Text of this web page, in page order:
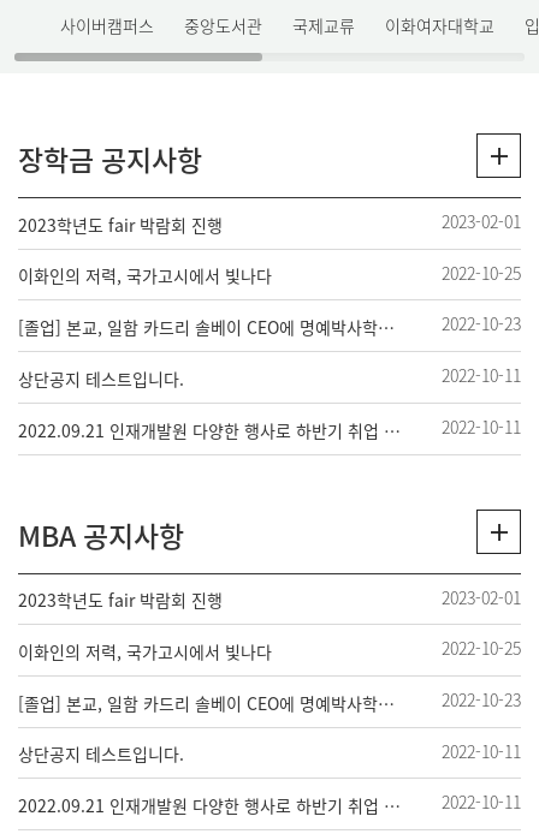
사이버캠퍼스 중앙도서관 국제교류 이화여자대학교
장학금 공지사항
2023학년도 fair 박람회 진행 2023-02-01
이화인의 저력, 국가고시에서 빛나다 2022-10-25
[졸업] 본교, 일함 카드리 솔베이 CEO에 명예박사학위 수여 2022-10-23
상단공지 테스트입니다. 2022-10-11
2022.09.21 인재개발원 다양한 행사로 하반기 취업 지원 강화 2022-10-11
MBA 공지사항
2023학년도 fair 박람회 진행 2023-02-01
이화인의 저력, 국가고시에서 빛나다 2022-10-25
[졸업] 본교, 일함 카드리 솔베이 CEO에 명예박사학위 수여 2022-10-23
상단공지 테스트입니다. 2022-10-11
2022.09.21 인재개발원 다양한 행사로 하반기 취업 지원 강화 2022-10-11